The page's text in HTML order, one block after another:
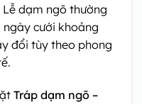
dạm ngõ thường
cưới khoảng
đổi tùy theo phong
Tráp dạm ngõ –